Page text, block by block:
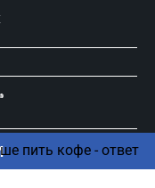
пить кофе - ответ